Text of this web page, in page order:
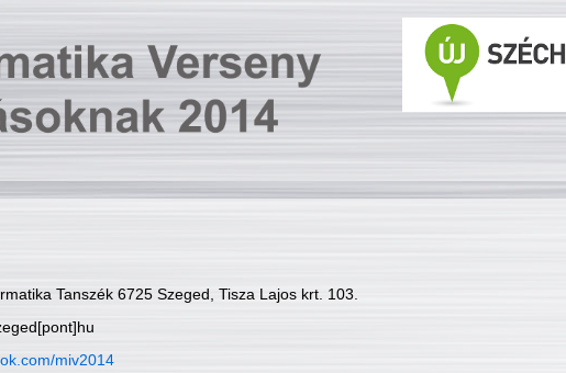
Tanszék 6725 Szeged, Tisza Lajos krt. 103.
miv2014